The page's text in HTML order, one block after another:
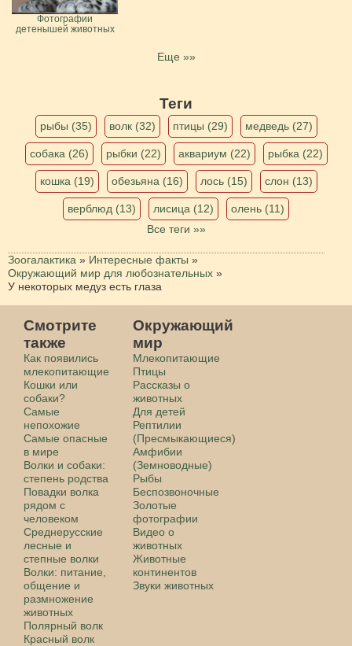
Фотографии
детенышей животных
Еще »»
Теги
рыбы (35) волк (32) птицы (29) медведь (27)
собака (26) рыбки (22) аквариум (22) рыбка (22)
кошка (19) обезьяна (16) лось (15) слон (13)
верблюд (13) лисица (12)
олень (11)
Все теги »»
Зоогалактика » Интересные факты »
Окружающий мир для любознательных »
У некоторых медуз есть глаза
Смотрите
также
Как появились
млекопитающие
Кошки или
собаки?
Самые
непохожие
Самые опасные
в мире
Волки и собаки:
степень родства
Повадки волка
рядом с
человеком
Среднерусские
лесные и
степные волки
Волки: питание,
общение и
размножение
животных
Полярный волк
Красный волк
Окружающий
мир
Млекопитающие
Птицы
Рассказы о
животных
Для детей
Рептилии
(Пресмыкающиеся)
Амфибии
(Земноводные)
Рыбы
Беспозвоночные
Золотые
фотографии
Видео о
животных
Животные
континентов
Звуки животных